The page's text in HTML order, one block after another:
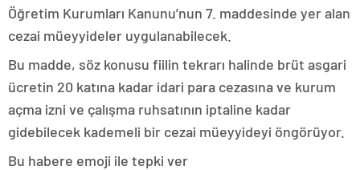
Öğretim Kurumları Kanunu’nun 7. maddesinde yer alan
cezai müeyyideler uygulanabilecek.
Bu madde, söz konusu fiilin tekrarı halinde brüt asgari
ücretin 20 katına kadar idari para cezasına ve kurum
açma izni ve çalışma ruhsatının iptaline kadar
gidebilecek kademeli bir cezai müeyyideyi öngörüyor.
Bu habere emoji ile tepki ver